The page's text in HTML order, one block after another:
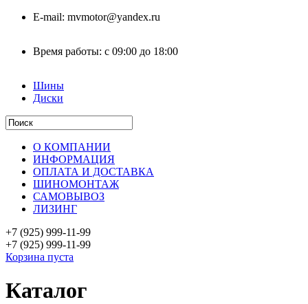
E-mail: mvmotor@yandex.ru
Время работы: с 09:00 до 18:00
Шины
Диски
О КОМПАНИИ
ИНФОРМАЦИЯ
ОПЛАТА И ДОСТАВКА
ШИНОМОНТАЖ
САМОВЫВОЗ
ЛИЗИНГ
+7 (925) 999-11-99
+7 (925) 999-11-99
Корзина пуста
Каталог